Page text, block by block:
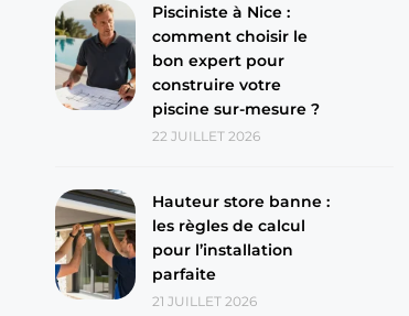
Pisciniste à Nice :
comment choisir le
bon expert pour
construire votre
piscine sur-mesure ?
22 JUILLET 2026
Hauteur store banne :
les règles de calcul
pour l’installation
parfaite
21 JUILLET 2026